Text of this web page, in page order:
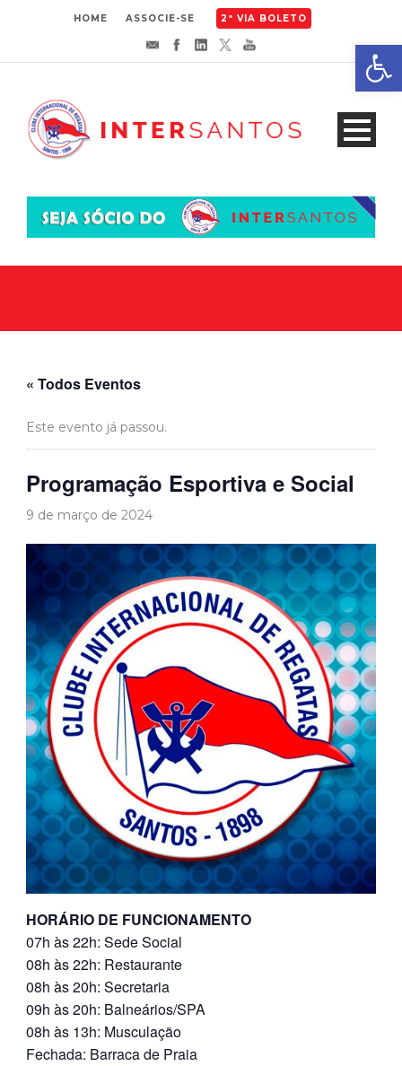
HOME ASSOCIE-SE 2ª VIA BOLETO
« Todos Eventos
Este evento já passou.
Programação Esportiva e Social
9 de março de 2024
HORÁRIO DE FUNCIONAMENTO
07h às 22h: Sede Social
08h às 22h: Restaurante
08h às 20h: Secretaria
09h às 20h: Balneários/SPA
08h às 13h: Musculação
Fechada: Barraca de Praia
Abrir